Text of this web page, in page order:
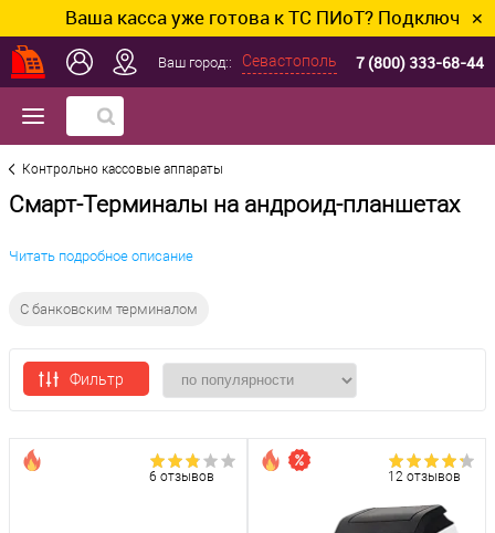
касса уже готова к ТС ПИоТ? Подключим и ✕
Ваш город:: Севастополь 7 (800) 333-68-44
Контрольно кассовые аппараты
Смарт-Терминалы на андроид-планшетах
Читать подробное описание
С банковским терминалом
Фильтр
6 отзывов 12 отзывов